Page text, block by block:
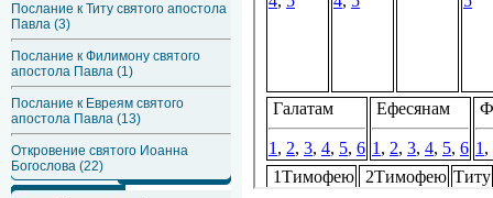
Послание к Титу святого апостола
Павла (3)
Послание к Филимону святого
апостола Павла (1)
Послание к Евреям святого
апостола Павла (13)
Откровение святого Иоанна
Богослова (22)